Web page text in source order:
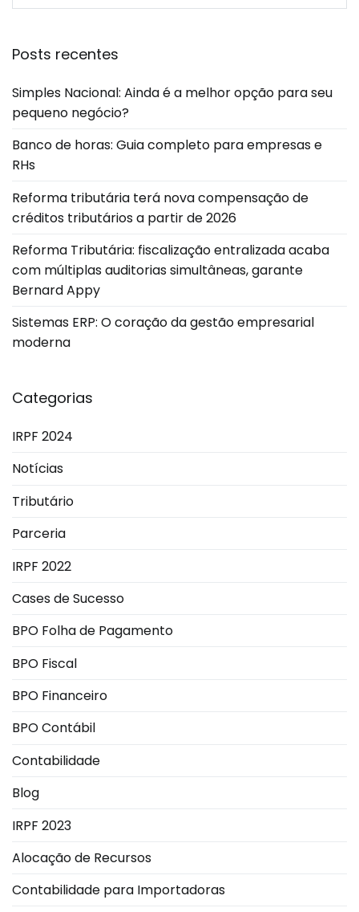
Posts recentes
Simples Nacional: Ainda é a melhor opção para seu
pequeno negócio?
Banco de horas: Guia completo para empresas e
RHs
Reforma tributária terá nova compensação de
créditos tributários a partir de 2026
Reforma Tributária: fiscalização entralizada acaba
com múltiplas auditorias simultâneas, garante
Bernard Appy
Sistemas ERP: O coração da gestão empresarial
moderna
Categorias
IRPF 2024
Notícias
Tributário
Parceria
IRPF 2022
Cases de Sucesso
BPO Folha de Pagamento
BPO Fiscal
BPO Financeiro
BPO Contábil
Contabilidade
Blog
IRPF 2023
Alocação de Recursos
Contabilidade para Importadoras